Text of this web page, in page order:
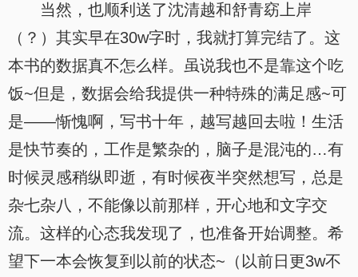
当然，也顺利送了沈清越和舒青窈上岸
（？）其实早在30w字时，我就打算完结了。这
本书的数据真不怎么样。虽说我也不是靠这个吃
饭~但是，数据会给我提供一种特殊的满足感~可
是——惭愧啊，写书十年，越写越回去啦！生活
是快节奏的，工作是繁杂的，脑子是混沌的…有
时候灵感稍纵即逝，有时候夜半突然想写，总是
杂七杂八，不能像以前那样，开心地和文字交
流。这样的心态我发现了，也准备开始调整。希
望下一本会恢复到以前的状态~（以前日更3w不